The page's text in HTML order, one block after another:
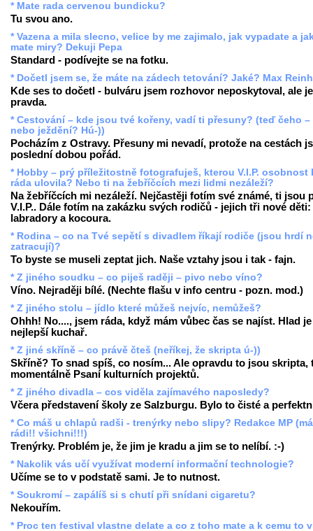
* Mate rada cervenou bundicku?
Tu svou ano.
* Vazena a mila slecno, velice by me zajimalo, jak vypadate a
mate miry? Dekuji Pepa
Standard - podívejte se na fotku.
* Dočetl jsem se, že máte na zádech tetování? Jaké? Max
Kde ses to dočetl - bulváru jsem rozhovor neposkytoval, ale
pravda.
* Cestování – kde jsou tvé kořeny, vadí ti přesuny? (teď čeho –
nebo ježdění? Hú-))
Pocházím z Ostravy. Přesuny mi nevadí, protože na cestách
poslední dobou pořád.
* Hobby – prý příležitostně fotografuješ, kterou V.I.P. osobnost
ráda ulovila? Nebo ti na žebříčcích mezi lidmi nezáleží?
Na žebříčcích mi nezáleží. Nejčastěji fotím své známé, ti jsou
V.I.P.. Dále fotím na zakázku svých rodičů - jejich tři nové děti:
labradory a kocoura.
* Rodina – co na Tvé sepětí s divadlem říkají rodiče (jsou hrdí
zatracují)?
To byste se museli zeptat jich. Naše vztahy jsou i tak - fajn.
* Z jiného soudku – co piješ raději – pivo nebo víno?
Víno. Nejraději bílé. (Nechte flašu v info centru - pozn. mod.)
* Z jiného stolu – jídlo které můžeš nejvíc, nemůžeš?
Ohhh! No...., jsem ráda, když mám vůbec čas se najíst. Hlad je
nejlepší kuchař.
* Z jiné skříně – co právě čteš (neříkej, že skripta ú-))
Skříně? To snad spíš, co nosím... Ale opravdu to jsou skripta,
momentálně Psaní kulturních projektů.
* Z jiného divadla – cos viděla zajímavého naposledy?
Včera představení školy ze Salzburgu. Bylo to čisté a
* Co máš u chlapů radši - trenýrky nebo slipy? Redakce MP
rádi!! všichni!!!)
Trenýrky. Problém je, že jim je kradu a jim se to nelíbí. :-)
* Nakolik vás učí využívat moderní informační technologie?
Učíme se to v podstatě sami. Je to nutnost.
* Soukromí – zapálíš si s chutí při snídani cigaretu?
Nekouřím.
* Proc ten festival vlastne delate a co z toho mate a k cemu to